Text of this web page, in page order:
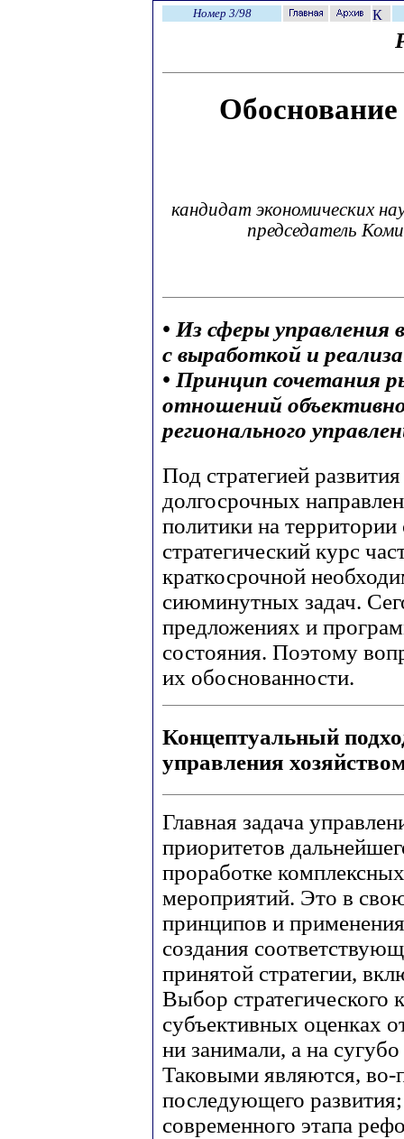
Номер 3/98
кандидат экономических
председатель
• Из сферы
с выработкой и
• Принцип сочетания
отношений
регионального
Под стратегией
долгосрочных
политики на
стратегический курс
краткосрочной
сиюминутных задач.
предложениях и
состояния. Поэтому
их обоснованности.
Концептуальный
управления
Главная задача
приоритетов
проработке
мероприятий. Это в
принципов и
создания
принятой стратегии,
Выбор стратегического
субъективных оценках
ни занимали, а на
Таковыми являются,
последующего
современного этапа